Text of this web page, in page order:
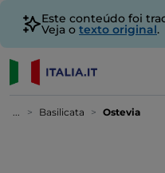
Este conteúdo foi
Veja o texto original.
... Basilicata Ostevia